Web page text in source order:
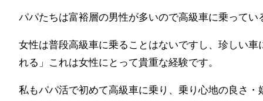
パパたちは富裕層の男性が多いので高級車に乗ってい
女性は普段高級車に乗ることはないですし、珍しい
れる」これは女性にとって貴重な経験です。
私もパパ活で初めて高級車に乗り、乗り心地の良さ